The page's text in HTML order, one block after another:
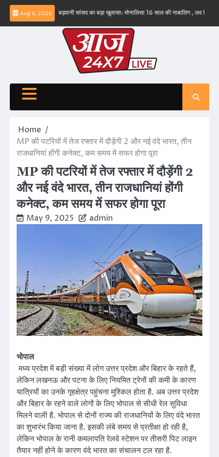
Skip
content
Aug 6, 2026
– ईरान बड़वानी सांसद का बड़ा खुलासा: मोनालिसा 16 साल की नाबालिग , लव जिहाद के षडयंत्र
Home
MP की पटरियों में तेज रफ्तार में दौड़ेंगी 2 और नई वंदे भारत, तीन
राजधानियां होंगी कनेक्ट, कम समय में सफर होगा पूरा
MP की पटरियों में तेज रफ्तार में दौड़ेंगी 2
और नई वंदे भारत, तीन राजधानियां होंगी
कनेक्ट, कम समय में सफर होगा पूरा
May 9, 2025 admin
भोपाल
मध्य प्रदेश में बड़ी संख्या में लोग उत्तर प्रदेश और बिहार के रहते हैं,
लेकिन लखनऊ और पटना के लिए नियमित ट्रेनों की कमी के कारण
यात्रियों का उनके गृहक्षेत्र पहुंचना मुश्किल होता है. अब उत्तर प्रदेश
और बिहार के रहने वाले लोगों के लिए भोपाल से सीधी रेल सुविधा
मिलने वाली है. भोपाल से दोनों राज्य की राजधानियों के लिए वंदे भारत
का शुभारंभ किया जाना है. इसकी लंबे समय से प्रतीक्षा हो रही है,
लेकिन भोपाल के रानी कमलापति रेलवे स्टेशन पर तीसरी पिट लाइन
तैयार नहीं होने के कारण वंदे भारत का संचालन टल रहा है.